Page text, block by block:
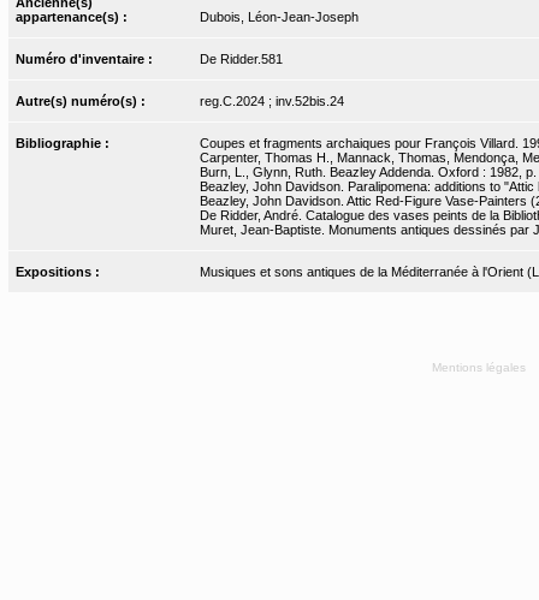
appartenance(s) :
Dubois, Léon-Jean-Joseph
Numéro d'inventaire : De Ridder.581
Autre(s) numéro(s) : reg.C.2024 ; inv.52bis.24
Bibliographie :
Coupes et fragments archaiques pour François Villard.
Carpenter, Thomas H., Mannack, Thomas, Mendonça,
Burn, L., Glynn, Ruth. Beazley Addenda. Oxford : 1982, p.
Beazley, John Davidson. Paralipomena: additions to
Beazley, John Davidson. Attic Red-Figure Vase-Painters
De Ridder, André. Catalogue des vases peints de la
Muret, Jean-Baptiste. Monuments antiques dessinés par
Expositions : Musiques et sons antiques de la Méditerranée à l'Orient
Mentions légales